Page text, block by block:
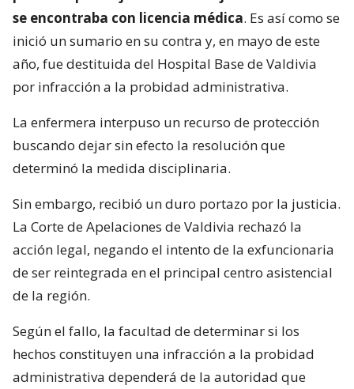
se encontraba con licencia médica. Es así como se
inició un sumario en su contra y, en mayo de este
año, fue destituida del Hospital Base de Valdivia
por infracción a la probidad administrativa.
La enfermera interpuso un recurso de protección
buscando dejar sin efecto la resolución que
determinó la medida disciplinaria.
Sin embargo, recibió un duro portazo por la justicia.
La Corte de Apelaciones de Valdivia rechazó la
acción legal, negando el intento de la exfuncionaria
de ser reintegrada en el principal centro asistencial
de la región.
Según el fallo, la facultad de determinar si los
hechos constituyen una infracción a la probidad
administrativa dependerá de la autoridad que